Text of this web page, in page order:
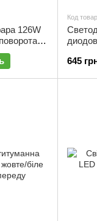
126W
Код
645